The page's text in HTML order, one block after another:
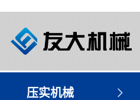
压实机械